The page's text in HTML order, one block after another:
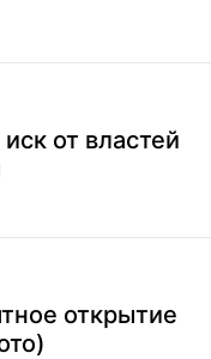
от властей
открытие